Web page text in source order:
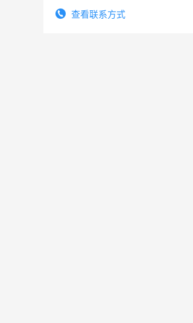
查看联系方式